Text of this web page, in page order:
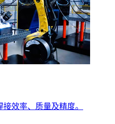
效率、质量及精度。